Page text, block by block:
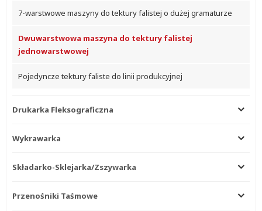
7-warstwowe maszyny do tektury falistej o dużej gramaturze
Dwuwarstwowa maszyna do tektury falistej
jednowarstwowej
Pojedyncze tektury faliste do linii produkcyjnej
Drukarka Fleksograficzna
Wykrawarka
Składarko-Sklejarka/zszywarka
Przenośniki Taśmowe